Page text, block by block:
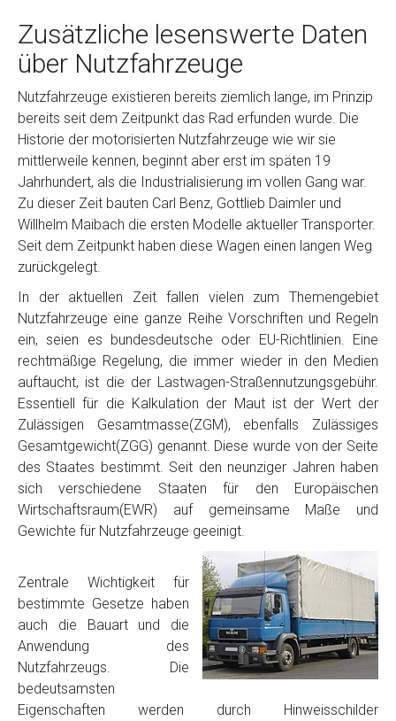
Zusätzliche lesenswerte Daten
über Nutzfahrzeuge
Nutzfahrzeuge existieren bereits ziemlich lange, im Prinzip
bereits seit dem Zeitpunkt das Rad erfunden wurde. Die
Historie der motorisierten Nutzfahrzeuge wie wir sie
mittlerweile kennen, beginnt aber erst im späten 19
Jahrhundert, als die Industrialisierung im vollen Gang war.
Zu dieser Zeit bauten Carl Benz, Gottlieb Daimler und
Willhelm Maibach die ersten Modelle aktueller Transporter.
Seit dem Zeitpunkt haben diese Wagen einen langen Weg
zurückgelegt.
In der aktuellen Zeit fallen vielen zum Themengebiet
Nutzfahrzeuge eine ganze Reihe Vorschriften und Regeln
ein, seien es bundesdeutsche oder EU-Richtlinien. Eine
rechtmäßige Regelung, die immer wieder in den Medien
auftaucht, ist die der Lastwagen-Straßennutzungsgebühr.
Essentiell für die Kalkulation der Maut ist der Wert der
Zulässigen Gesamtmasse(ZGM), ebenfalls Zulässiges
Gesamtgewicht(ZGG) genannt. Diese wurde von der Seite
des Staates bestimmt. Seit den neunziger Jahren haben
sich verschiedene Staaten für den Europäischen
Wirtschaftsraum(EWR) auf gemeinsame Maße und
Gewichte für Nutzfahrzeuge geeinigt.
Zentrale Wichtigkeit für
bestimmte Gesetze haben
auch die Bauart und die
Anwendung des
Nutzfahrzeugs. Die
bedeutsamsten
Eigenschaften werden durch Hinweisschilder